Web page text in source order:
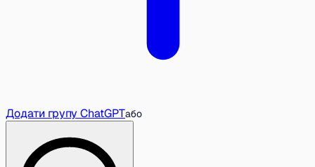
Додати групу ChatGPTабо